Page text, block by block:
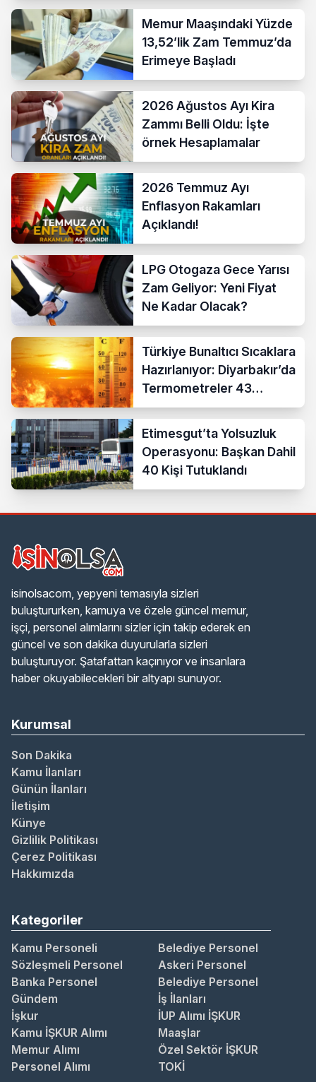
Memur Maaşındaki Yüzde
13,52’lik Zam Temmuz’da
Erimeye Başladı
2026 Ağustos Ayı Kira
Zammı Belli Oldu: İşte
örnek Hesaplamalar
2026 Temmuz Ayı
Enflasyon Rakamları
Açıklandı!
LPG Otogaza Gece Yarısı
Zam Geliyor: Yeni Fiyat
Ne Kadar Olacak?
Türkiye Bunaltıcı Sıcaklara
Hazırlanıyor: Diyarbakır’da
Termometreler 43
Dereceyi Gösterecek
Etimesgut’ta Yolsuzluk
Operasyonu: Başkan Dahil
40 Kişi Tutuklandı
isinolsacom, yepyeni temasıyla sizleri
buluştururken, kamuya ve özele güncel memur,
işçi, personel alımlarını sizler için takip ederek en
güncel ve son dakika duyurularla sizleri
buluşturuyor. Şatafattan kaçınıyor ve insanlara
haber okuyabilecekleri bir altyapı sunuyor.
Kurumsal
Son Dakika
Kamu İlanları
Günün İlanları
İletişim
Künye
Gizlilik Politikası
Çerez Politikası
Hakkımızda
Kategoriler
Kamu Personeli
Belediye Personel
Sözleşmeli Personel
Askeri Personel
Banka Personel
Belediye Personel
Gündem
İş İlanları
İşkur
İUP Alımı İŞKUR
Kamu İŞKUR Alımı
Maaşlar
Memur Alımı
Özel Sektör İŞKUR
Personel Alımı
TOKİ